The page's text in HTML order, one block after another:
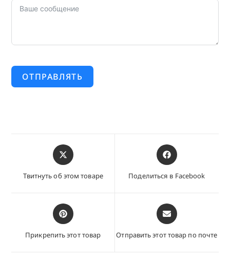
ОТПРАВЛЯТЬ
Открывается
в
окне
Твитнуть об этом товаре
Открывается
в
окне
Поделиться в Facebook
Открывается
в
окне
Прикрепить этот товар
Открывается
в
окне
Отправить этот товар по почте